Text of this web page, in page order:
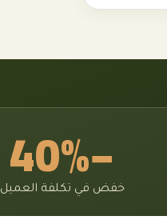
−40%
خفض في تكلفة العميل